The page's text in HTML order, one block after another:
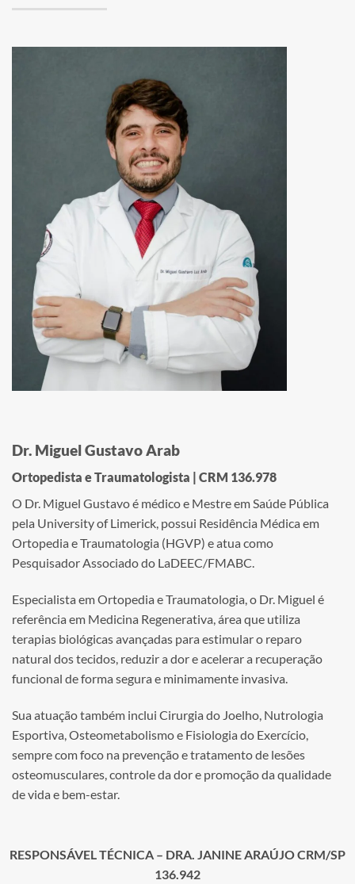
Dr. Miguel Gustavo Arab
Ortopedista e Traumatologista | CRM 136.978
O Dr. Miguel Gustavo é médico e Mestre em Saúde Pública
pela University of Limerick, possui Residência Médica em
Ortopedia e Traumatologia (HGVP) e atua como
Pesquisador Associado do LaDEEC/FMABC.
Especialista em Ortopedia e Traumatologia, o Dr. Miguel é
referência em Medicina Regenerativa, área que utiliza
terapias biológicas avançadas para estimular o reparo
natural dos tecidos, reduzir a dor e acelerar a recuperação
funcional de forma segura e minimamente invasiva.
Sua atuação também inclui Cirurgia do Joelho, Nutrologia
Esportiva, Osteometabolismo e Fisiologia do Exercício,
sempre com foco na prevenção e tratamento de lesões
osteomusculares, controle da dor e promoção da qualidade
de vida e bem-estar.
RESPONSÁVEL TÉCNICA – DRA. JANINE ARAÚJO CRM/SP
136.942